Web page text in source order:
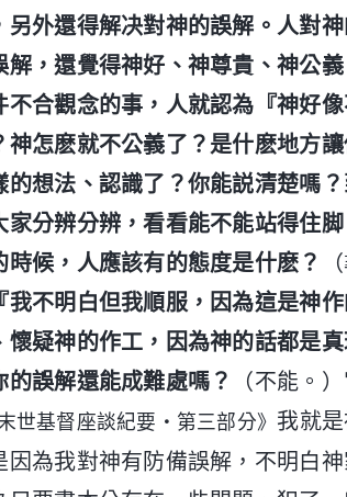
另外還得解决對神的誤解。人對
解，還覺得神好、神尊貴、神公
不合觀念的事，人就認為『神好
神怎麽就不公義了？是什麽地方
的想法、認識了？你能説清楚嗎
家分辨分辨，看看能不能站得住
時候，人應該有的態度是什麽？
我不明白但我順服，因為這是神
懷疑神的作工，因為神的話都是
的誤解還能成難處嗎？
（不能。）
世基督座談紀要・第三部分》 我就
因為我對神有防備誤解，不明白